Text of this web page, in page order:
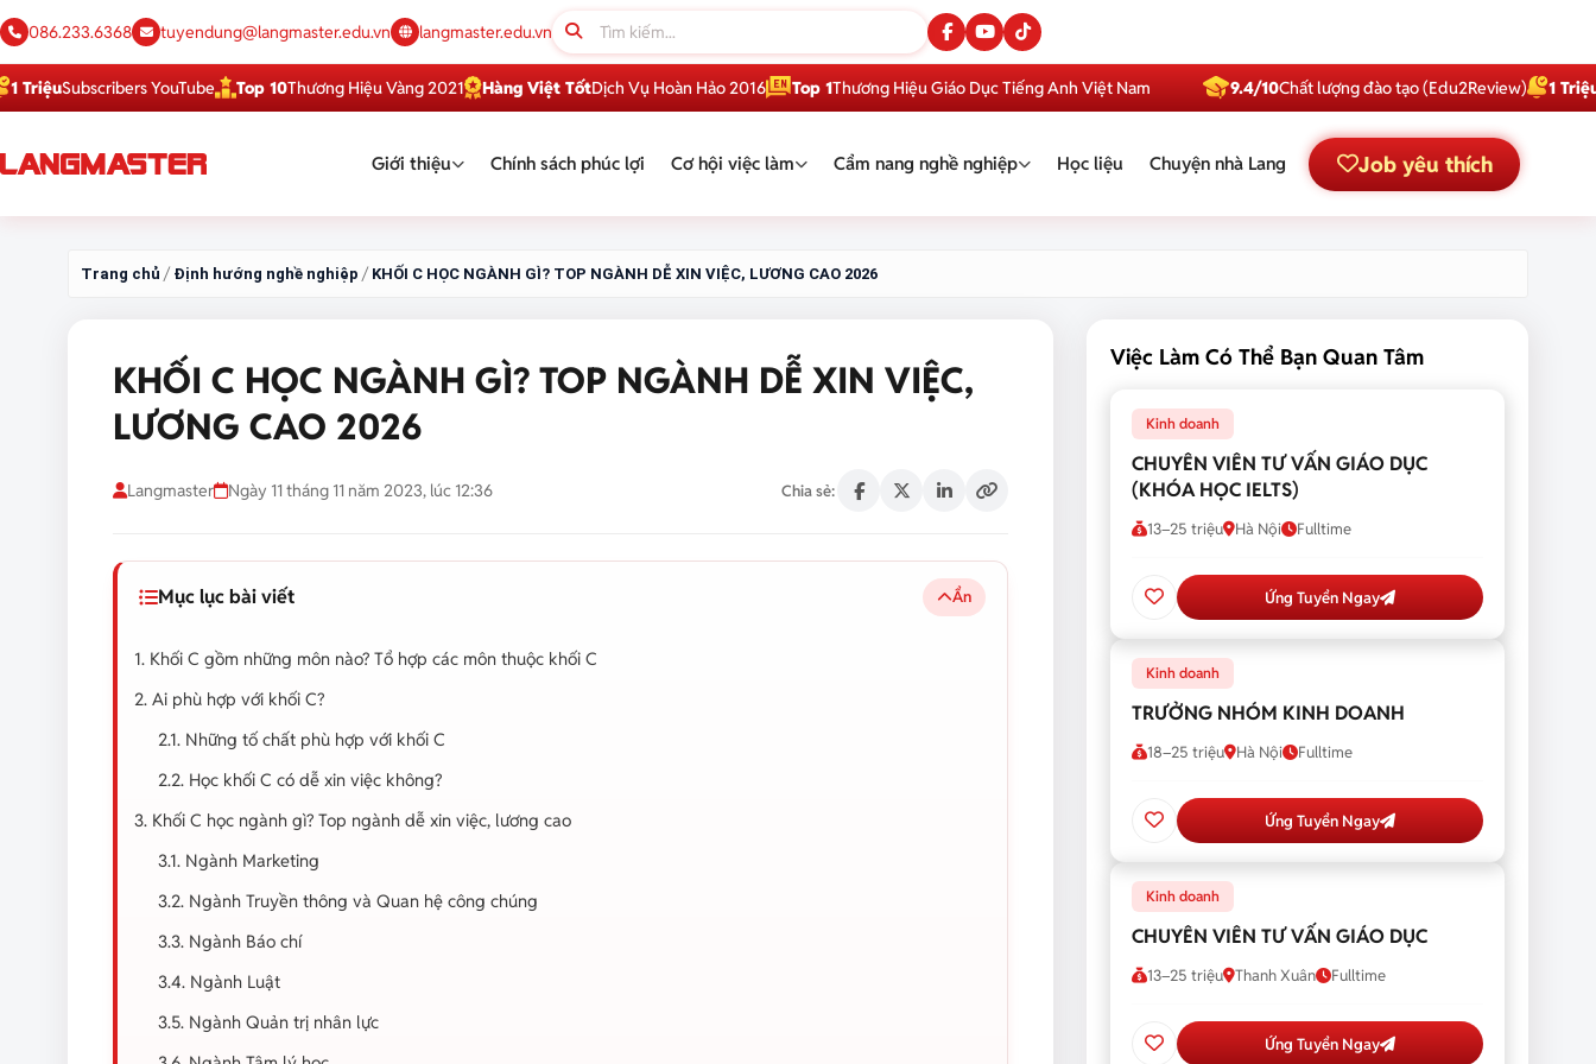
086.233.6368 tuyendung@langmaster.edu.vn langmaster.edu.vn
YouTube Top 10Thương Hiệu Vàng 2021 Hàng Việt TốtDịch Vụ Hoàn Hảo 2016 Top 1Thương Hiệu Giáo Dục Tiếng Anh Việt Nam 9.4/10Chất lượng đào tạo (Edu2Review) 1 Triệu
Giới thiệu Chính sách phúc lợi Cơ hội việc làm Cẩm nang nghề nghiệp Học liệu Chuyện nhà Lang Job yêu thích
Trang chủ / Định hướng nghề nghiệp / KHỐI C HỌC NGÀNH GÌ? TOP NGÀNH DỄ XIN VIỆC, LƯƠNG CAO 2026
KHỐI C HỌC NGÀNH GÌ? TOP NGÀNH DỄ XIN VIỆC,
LƯƠNG CAO 2026
Langmaster Ngày 11 tháng 11 năm 2023, lúc 12:36 Chia sẻ:
Mục lục bài viết Ẩn
1. Khối C gồm những môn nào? Tổ hợp các môn thuộc khối C
2. Ai phù hợp với khối C?
2.1. Những tố chất phù hợp với khối C
2.2. Học khối C có dễ xin việc không?
3. Khối C học ngành gì? Top ngành dễ xin việc, lương cao
3.1. Ngành Marketing
3.2. Ngành Truyền thông và Quan hệ công chúng
3.3. Ngành Báo chí
3.4. Ngành Luật
3.5. Ngành Quản trị nhân lực
Việc Làm Có Thể Bạn Quan Tâm
Kinh doanh
CHUYÊN VIÊN TƯ VẤN GIÁO DỤC
(KHÓA HỌC IELTS)
13–25 triệu Hà Nội Fulltime
Ứng Tuyển Ngay
Kinh doanh
TRƯỞNG NHÓM KINH DOANH
18–25 triệu Hà Nội Fulltime
Ứng Tuyển Ngay
Kinh doanh
CHUYÊN VIÊN TƯ VẤN GIÁO DỤC
13–25 triệu Thanh Xuân Fulltime
Ứng Tuyển Ngay